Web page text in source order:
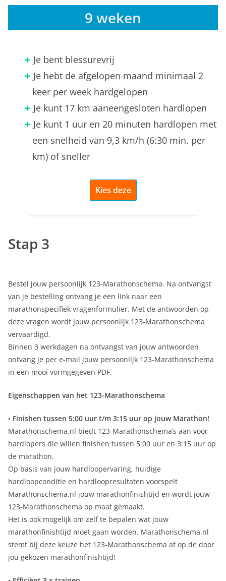
9 weken
Je bent blessurevrij
Je hebt de afgelopen maand minimaal 2
keer per week hardgelopen
Je kunt 17 km aaneengesloten hardlopen
Je kunt 1 uur en 20 minuten hardlopen met
een snelheid van 9,3 km/h (6:30 min. per
km) of sneller
Kies deze
Stap 3
Bestel jouw persoonlijk 123-Marathonschema. Na ontvangst
van je bestelling ontvang je een link naar een
marathonspecifiek vragenformulier. Met de antwoorden op
deze vragen wordt jouw persoonlijk 123-Marathonschema
vervaardigd.
Binnen 3 werkdagen na ontvangst van jouw antwoorden
ontvang je per e-mail jouw persoonlijk 123-Marathonschema
in een mooi vormgegeven PDF.
Eigenschappen van het 123-Marathonschema
• Finishen tussen 5:00 uur t/m 3:15 uur op jouw Marathon!
Marathonschema.nl biedt 123-Marathonschema’s aan voor
hardlopers die willen finishen tussen 5:00 uur en 3:15 uur op
de marathon.
Op basis van jouw hardloopervaring, huidige
hardloopconditie en hardloopresultaten voorspelt
Marathonschema.nl jouw marathonfinishtijd en wordt jouw
123-Marathonschema op maat gemaakt.
Het is ook mogelijk om zelf te bepalen wat jouw
marathonfinishtijd moet gaan worden. Marathonschema.nl
stemt bij deze keuze het 123-Marathonschema af op de door
jou gekozen marathonfinishtijd!